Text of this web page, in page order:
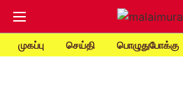
முகப்பு செய்தி பொழுதுபோக்கு